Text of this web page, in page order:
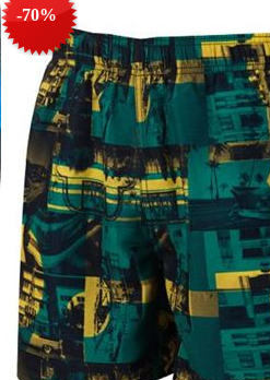
-70%